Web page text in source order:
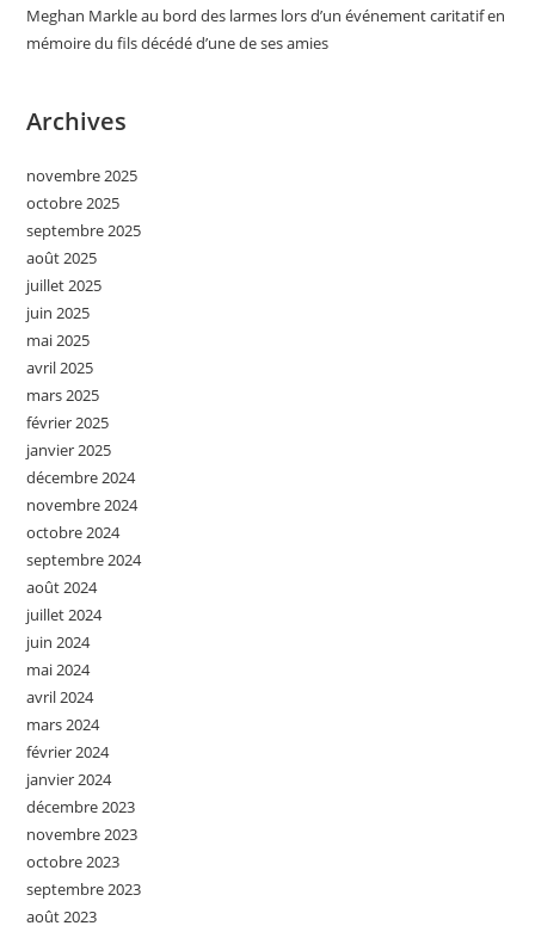
Meghan Markle au bord des larmes lors d’un événement caritatif en
mémoire du fils décédé d’une de ses amies
Archives
novembre 2025
octobre 2025
septembre 2025
août 2025
juillet 2025
juin 2025
mai 2025
avril 2025
mars 2025
février 2025
janvier 2025
décembre 2024
novembre 2024
octobre 2024
septembre 2024
août 2024
juillet 2024
juin 2024
mai 2024
avril 2024
mars 2024
février 2024
janvier 2024
décembre 2023
novembre 2023
octobre 2023
septembre 2023
août 2023